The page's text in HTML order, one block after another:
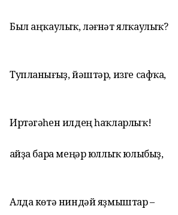
Был аңҡаулыҡ, ләғнәт ялҡаулыҡ?
Тупланығыҙ, йәштәр, изге сафҡа,
Иртәгәһен илдең һаҡларлыҡ!
Ҡайҙа бара меңәр юллыҡ юлыбыҙ,
Алда көтә ниндәй яҙмыштар –